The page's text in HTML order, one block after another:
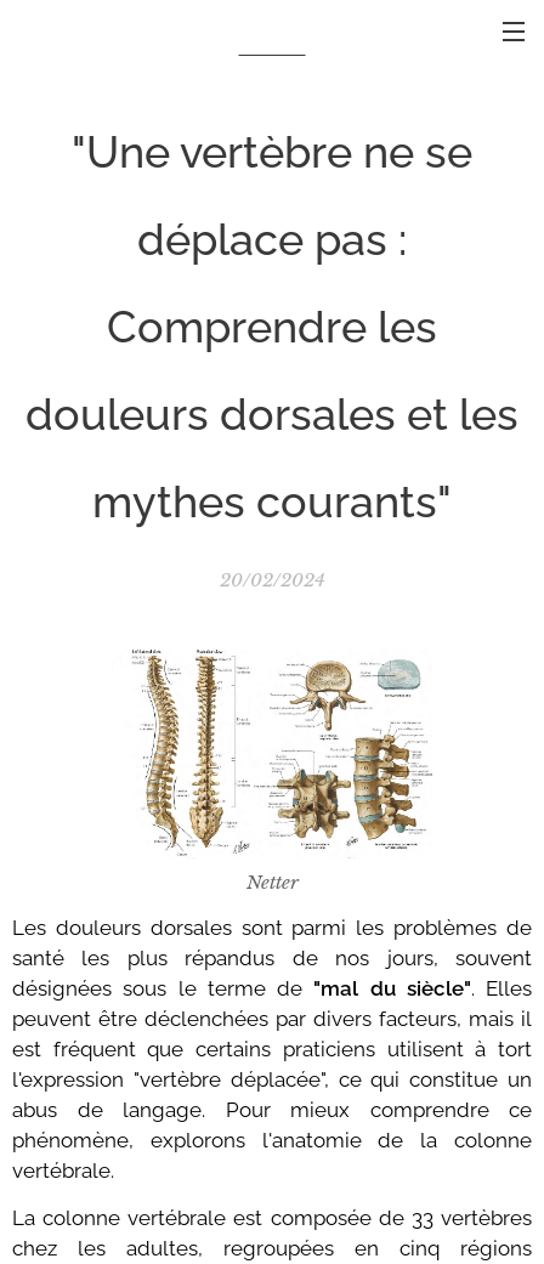
"Une vertèbre ne se
déplace pas :
Comprendre les
douleurs dorsales et les
mythes courants"
20/02/2024
Netter
Les douleurs dorsales sont parmi les problèmes de
santé les plus répandus de nos jours, souvent
désignées sous le terme de "mal du siècle". Elles
peuvent être déclenchées par divers facteurs, mais il
est fréquent que certains praticiens utilisent à tort
l'expression "vertèbre déplacée", ce qui constitue un
abus de langage. Pour mieux comprendre ce
phénomène, explorons l'anatomie de la colonne
vertébrale.
La colonne vertébrale est composée de 33 vertèbres
chez les adultes, regroupées en cinq régions